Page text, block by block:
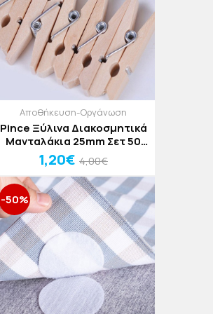
Αποθήκευση-Οργάνωση
Pince Ξύλινα Διακοσμητικά
Μανταλάκια 25mm Σετ 50
Τεμαχίων
1,20€ 4,00€
-50%